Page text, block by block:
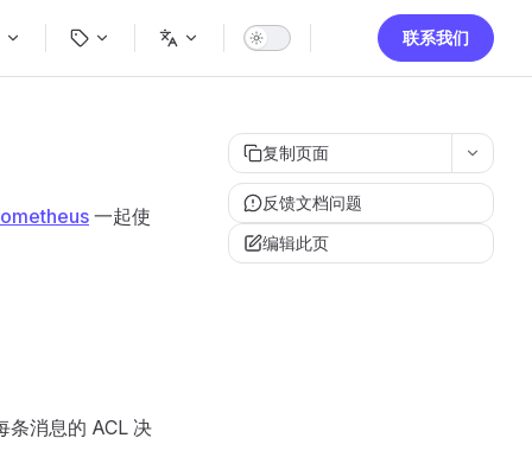
联系我们
复制页面
反馈文档问题
编辑此页
一起使
条消息的 ACL 决